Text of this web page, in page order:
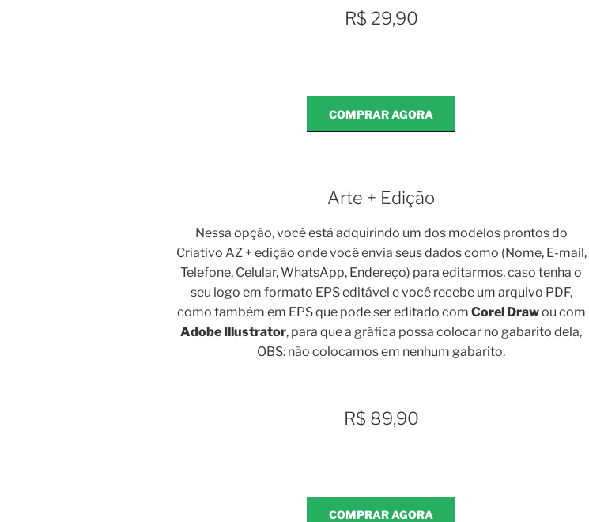
R$ 29,90
COMPRAR AGORA
Arte + Edição
Nessa opção, você está adquirindo um dos modelos prontos do
Criativo AZ + edição onde você envia seus dados como (Nome, E-mail,
Telefone, Celular, WhatsApp, Endereço) para editarmos, caso tenha o
seu logo em formato EPS editável e você recebe um arquivo PDF,
como também em EPS que pode ser editado com Corel Drawou com
Adobe Illustrator, para que a gráfica possa colocar no gabarito dela,
OBS: não colocamos em nenhum gabarito.
R$ 89,90
COMPRAR AGORA